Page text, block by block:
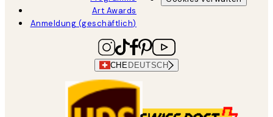
Art Awards
Anmeldung (geschäftlich)
CHE DEUTSCH